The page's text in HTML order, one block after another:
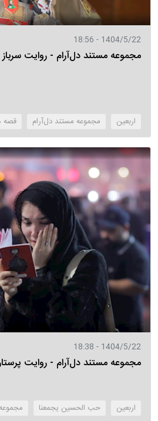
1404/5/22 - 18:56
مجموعه مستند دل‌آرام - روایت سرباز
اربعین مجموعه مستند دل‌آرام قصه
1404/5/22 - 18:38
مجموعه مستند دل‌آرام - روایت
اربعین حب الحسین یجمعنا